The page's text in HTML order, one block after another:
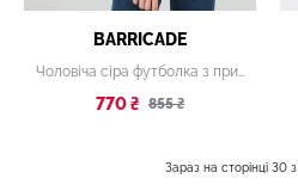
BARRICADE
Чоловіча сіра футболка з принтом
770 ₴ 855 ₴
Зараз на сторінці 30 з